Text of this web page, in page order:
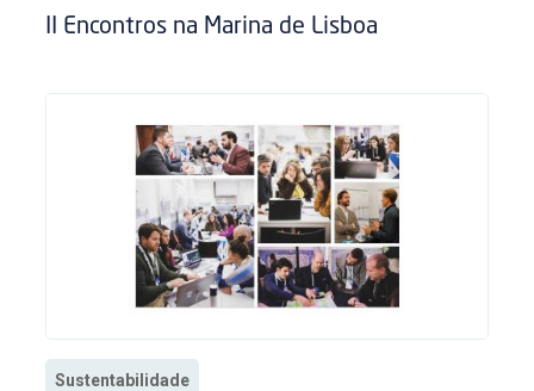
II Encontros na Marina de Lisboa
Sustentabilidade